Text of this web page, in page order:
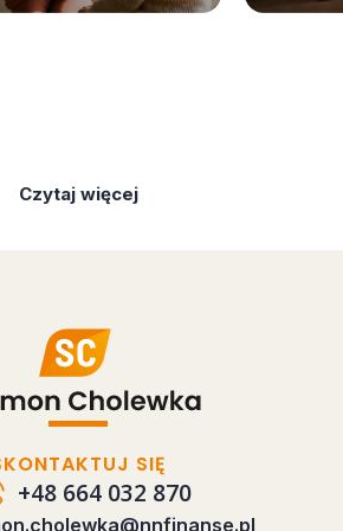
Czytaj więcej
SIĘ
+48 664 032 870